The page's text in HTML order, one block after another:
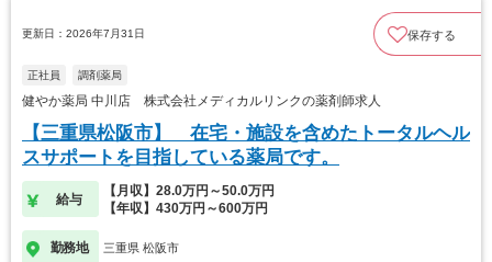
更新日：2026年7月31日 保存する
正社員 調剤薬局
健やか薬局 中川店 株式会社メディカルリンクの薬剤師求人
【三重県松阪市】 在宅・施設を含めたトータルヘル
スサポートを目指している薬局です。
給与
【月収】28.0万円～50.0万円
【年収】430万円～600万円
勤務地 三重県 松阪市